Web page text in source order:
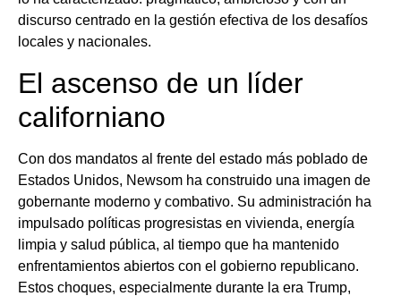
discurso centrado en la gestión efectiva de los desafíos
locales y nacionales.
El ascenso de un líder
californiano
Con dos mandatos al frente del estado más poblado de
Estados Unidos, Newsom ha construido una imagen de
gobernante moderno y combativo. Su administración ha
impulsado políticas progresistas en vivienda, energía
limpia y salud pública, al tiempo que ha mantenido
enfrentamientos abiertos con el gobierno republicano.
Estos choques, especialmente durante la era Trump,